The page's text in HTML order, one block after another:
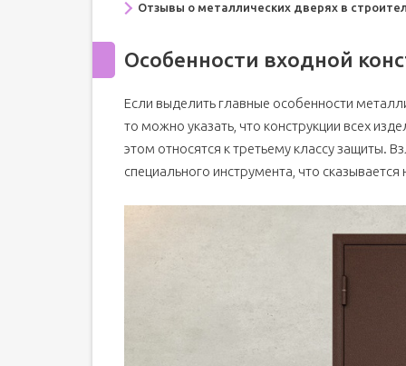
Отзывы о металлических дверях в
Особенности входной
Если выделить главные особенности
то можно указать, что конструкции всех
этом относятся к третьему классу защиты.
специального инструмента, что